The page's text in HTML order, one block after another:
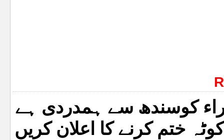
کوسندھ سے ہمدردی ہے
ختم کرنے کا اعلان کریں